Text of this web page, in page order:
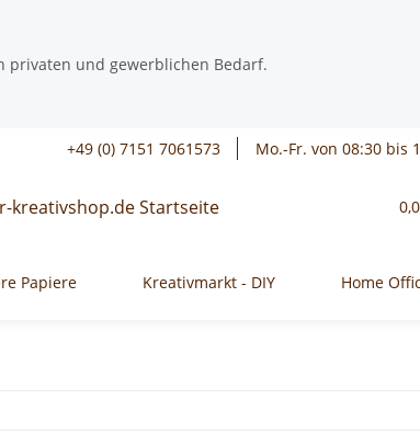
privaten und gewerblichen Bedarf.
+49 (0) 7151 7061573 Mo.-Fr. von 08:30 bis
Papiere Kreativmarkt - DIY Home